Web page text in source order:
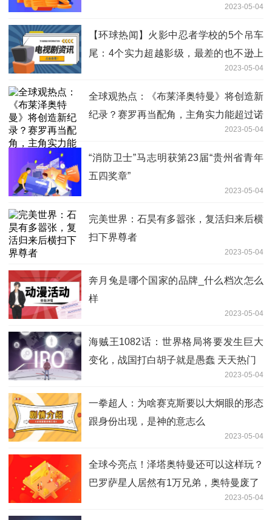
2023-05-04
【环球热闻】火影中忍者学校的5个吊车
尾：4个实力超越影级，最差的也不逊上
2023-05-04
全球观热点：《布莱泽奥特曼》将创造新
纪录？赛罗再当配角，主角实力能超过诺
2023-05-04
“消防卫士”马志明获第23届“贵州省青年
五四奖章”
2023-05-04
完美世界：​石昊有多嚣张，复活归来后横
扫下界尊者
2023-05-04
奔月兔是哪个国家的品牌_什么档次怎么
样
2023-05-04
海贼王1082话：世界格局将要发生巨大
变化，战国打白胡子就是愚蠢 天天热门
2023-05-04
一拳超人：为啥赛克斯要以大炯眼的形态
跟身份出现，是神的意志么
2023-05-04
全球今亮点！泽塔奥特曼还可以这样玩？
巴罗萨星人居然有1万兄弟，奥特曼废了
2023-05-04